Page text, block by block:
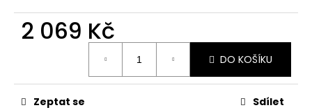
2 069 Kč
DO KOŠÍKU
Zeptat se Sdílet